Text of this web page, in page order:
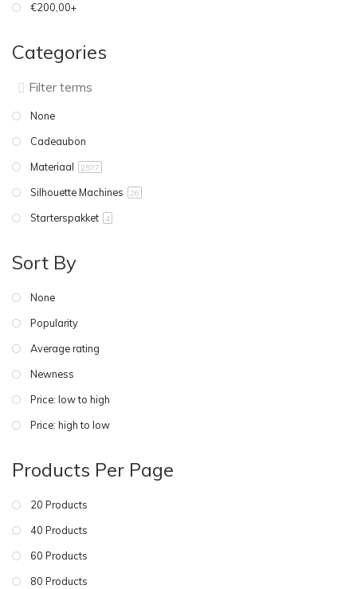
€200,00+
Categories
None
Cadeaubon
Materiaal
2577
Silhouette Machines 26
Starterspakket 4
Sort By
None
Popularity
Average rating
Newness
Price: low to high
Price: high to low
Products Per Page
20 Products
40 Products
60 Products
80 Products